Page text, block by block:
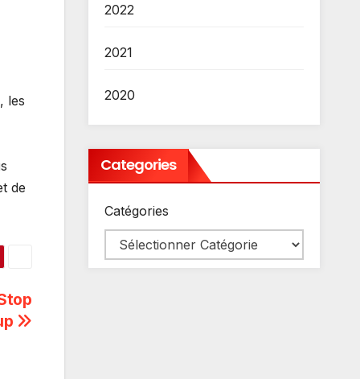
les
de
2022
2021
2020
Categories
Catégories